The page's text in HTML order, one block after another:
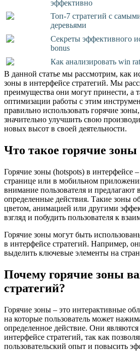
эффективно
Топ-7 стратегий с
деревьями
Секреты эффективного
bonus
Как анализировать win
В данной статье мы рассмотрим, как
зоны в интерфейсе стратегий. Мы
преимущества они могут принести, а
оптимизации работы с этим
правильно использовать горячие
значительно улучшить свою
новых высот в своей деятельности.
Что такое горячие
Горячие зоны (hotspots) в интерфейсе
странице или в мобильном
внимание пользователя и предлагают
определенные действия. Такие зоны
цветом, анимацией или другими
взгляд и побудить пользователя к
Горячие зоны могут быть
в интерфейсе стратегий. Например,
выделить ключевые элементы на
Почему горячие зоны
стратегий?
Горячие зоны – это интерактивные
на которые пользователь может
определенное действие. Они
интерфейсе стратегий, так как
пользовательский опыт и повысить